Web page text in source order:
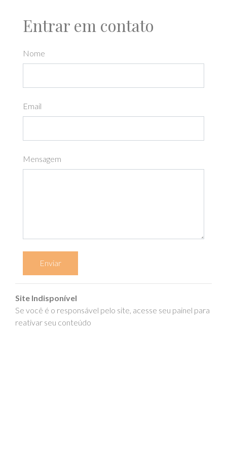
Entrar em contato
Nome
Email
Mensagem
Enviar
Site Indisponível
Se você é o responsável pelo site, acesse seu painel para
reativar seu conteúdo